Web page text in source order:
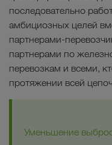
последовательно
амбициозных целей
партнерами-
партнерами по
перевозкам и всеми,
протяжении всей
Уменьшение